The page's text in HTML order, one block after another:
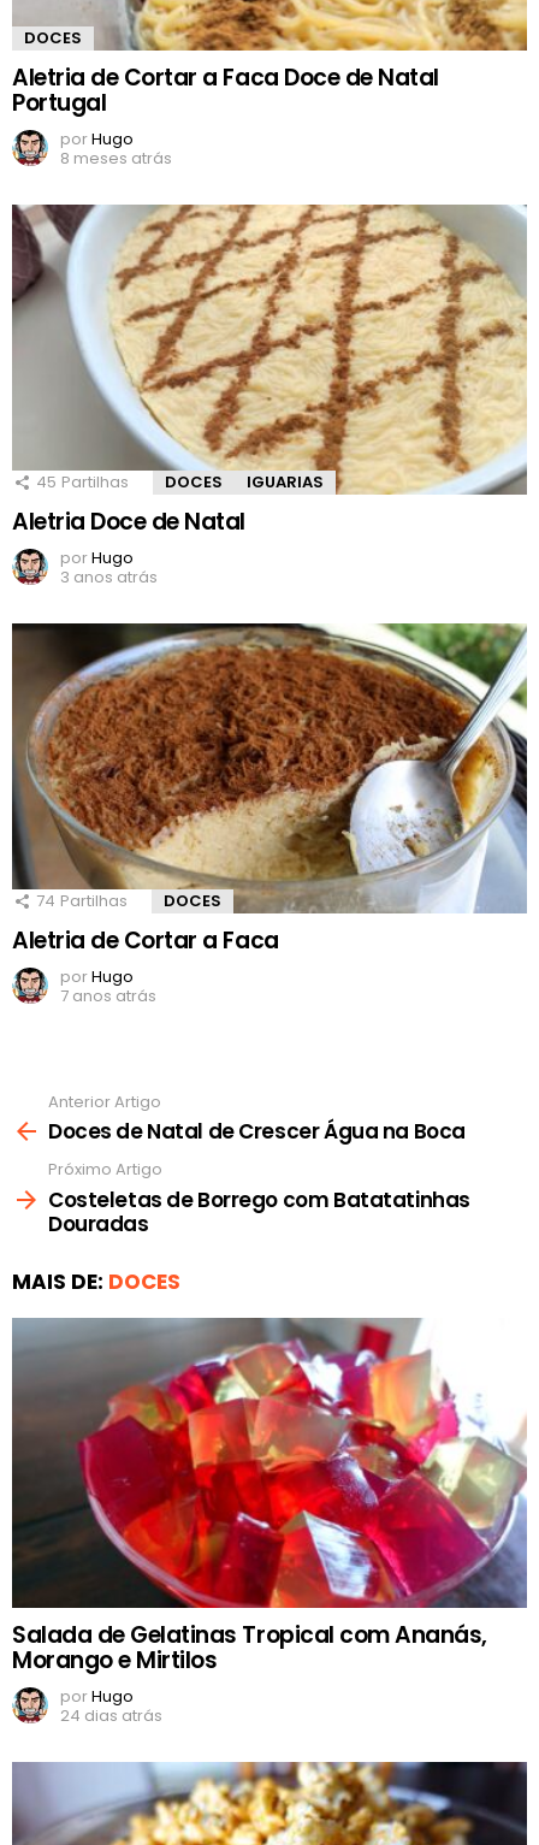
DOCES
Aletria de Cortar a Faca Doce de Natal
Portugal
porHugo
8 meses atrás
45 Partilhas DOCES IGUARIAS
Aletria Doce de Natal
porHugo
3 anos atrás
74 Partilhas DOCES
Aletria de Cortar a Faca
porHugo
7 anos atrás
mais
Anterior Artigo
Doces de Natal de Crescer Água na Boca
Próximo Artigo
Costeletas de Borrego com Batatatinhas
Douradas
MAIS DE: DOCES
Salada de Gelatinas Tropical com Ananás,
Morango e Mirtilos
porHugo
24 dias atrás